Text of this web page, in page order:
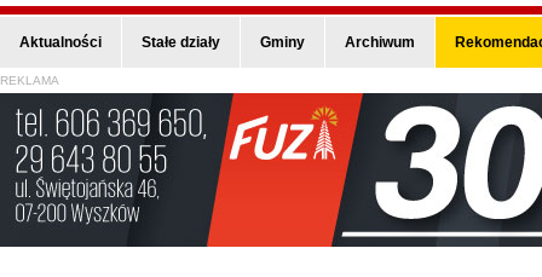
Aktualności Stałe działy Gminy Archiwum
REKLAMA